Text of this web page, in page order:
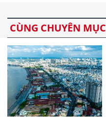
CÙNG CHUYÊN MỤC